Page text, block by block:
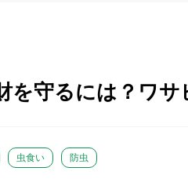
を守るには？ワサ
虫食い 防虫